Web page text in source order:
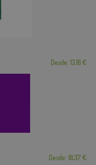
Desde: 13,18 €
Desde: 18,37 €